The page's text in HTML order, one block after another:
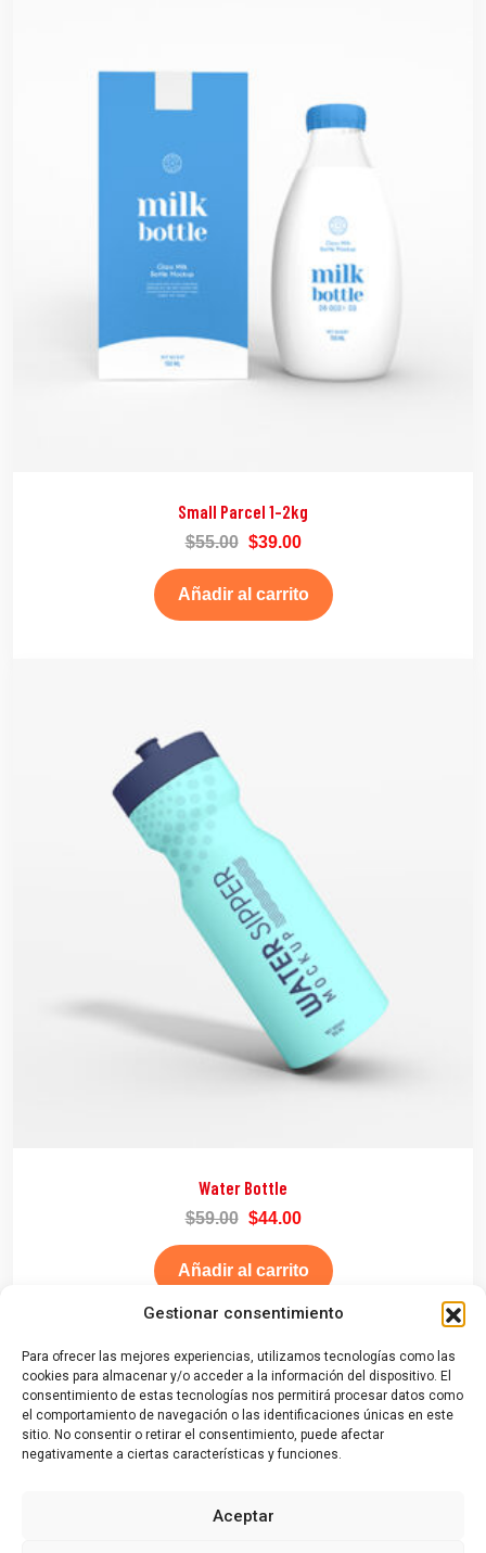
Gestionar consentimiento
Para ofrecer las mejores experiencias, utilizamos tecnologías como las
cookies para almacenar y/o acceder a la información del dispositivo. El
consentimiento de estas tecnologías nos permitirá procesar datos como
el comportamiento de navegación o las identificaciones únicas en este
sitio. No consentir o retirar el consentimiento, puede afectar
negativamente a ciertas características y funciones.
Aceptar
Small Parcel 1-2kg
$55.00 $39.00
Añadir al carrito
Water Bottle
$59.00 $44.00
Añadir al carrito
Contacto|Aviso Legal|